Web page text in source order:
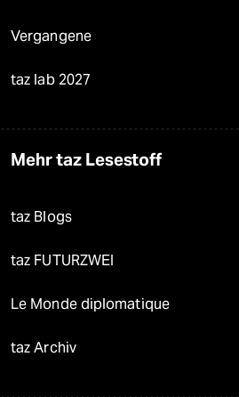
Vergangene
taz lab 2027
Mehr taz Lesestoff
taz Blogs
taz FUTURZWEI
Le Monde diplomatique
taz Archiv